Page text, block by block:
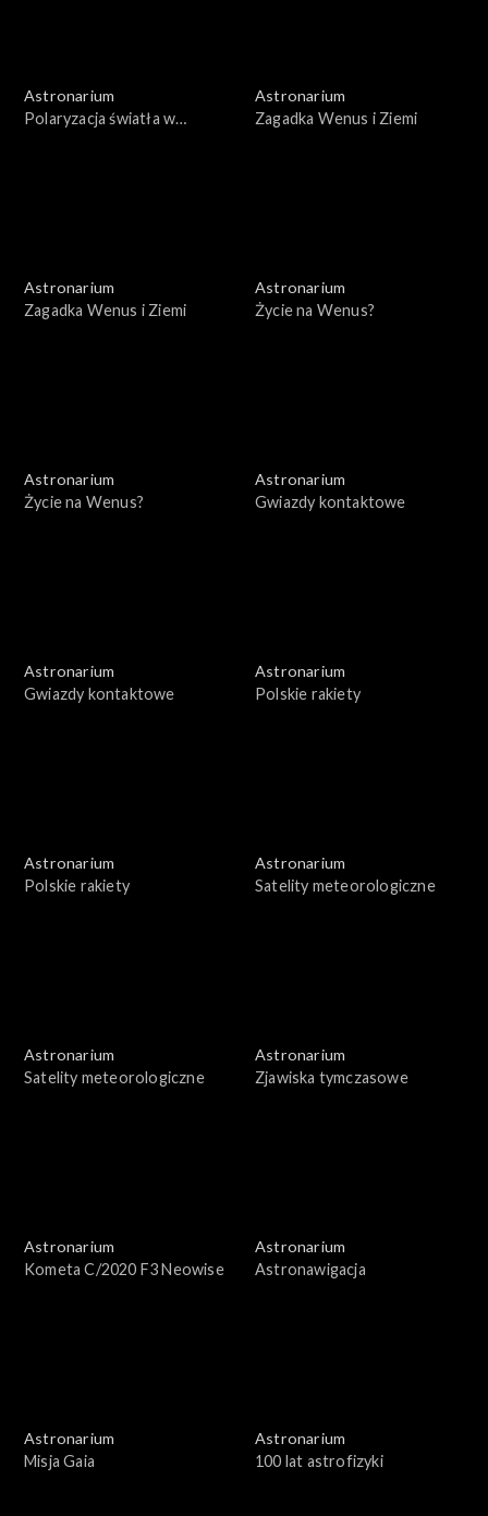
Astronarium
Polaryzacja światła w
Astronarium
Zagadka Wenus i Ziemi
Astronarium
Zagadka Wenus i Ziemi
Astronarium
Życie na Wenus?
Astronarium
Życie na Wenus?
Astronarium
Gwiazdy kontaktowe
Astronarium
Gwiazdy kontaktowe
Astronarium
Polskie rakiety
Astronarium
Polskie rakiety
Astronarium
Satelity meteorologiczne
Astronarium
Satelity meteorologiczne
Astronarium
Zjawiska tymczasowe
Astronarium
Kometa C/2020 F3 Neowise
Astronarium
Astronawigacja
Astronarium
Misja Gaia
Astronarium
100 lat astrofizyki